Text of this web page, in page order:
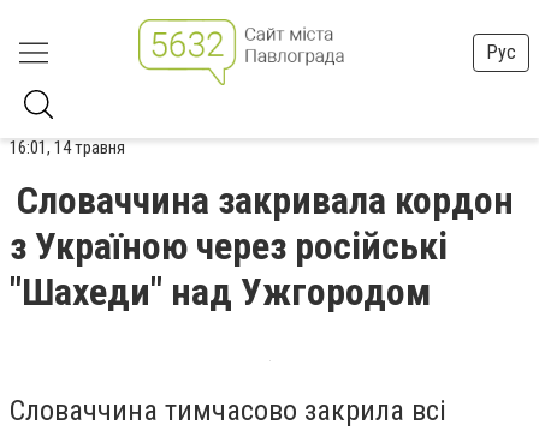
Рус
16:01, 14 травня
Cловаччина закривала кордон
з Україною через російські
"Шахеди" над Ужгородом
Словаччина тимчасово закрила всі